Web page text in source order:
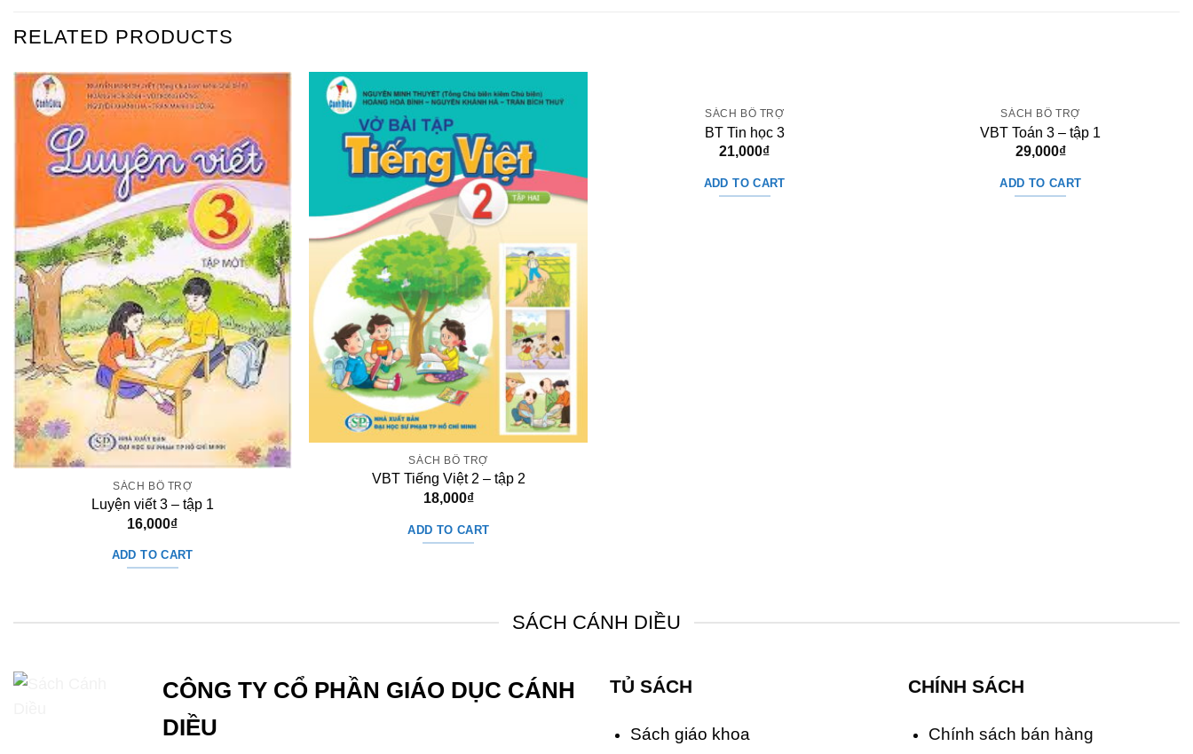
RELATED PRODUCTS
SÁCH BỔ TRỢ
Luyện viết 3 – tập 1
16,000₫
ADD TO CART
SÁCH BỔ TRỢ
VBT Tiếng Việt 2 – tập 2
18,000₫
ADD TO CART
SÁCH BỔ TRỢ
BT Tin học 3
21,000₫
ADD TO CART
SÁCH BỔ TRỢ
VBT Toán 3 – tập 1
29,000₫
ADD TO CART
SÁCH CÁNH DIỀU
CÔNG TY CỔ PHẦN GIÁO DỤC CÁNH
DIỀU
TỦ SÁCH
Sách giáo khoa
CHÍNH SÁCH
Chính sách bán hàng